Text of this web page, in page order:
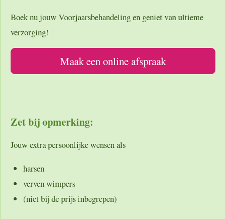
Boek nu jouwVoorjaarsbehandelingen geniet van ultieme
verzorging!
Maak een online afspraak
Zet bij opmerking:
Jouw extra persoonlijke wensen als
harsen
verven wimpers
(niet bij de prijs inbegrepen)